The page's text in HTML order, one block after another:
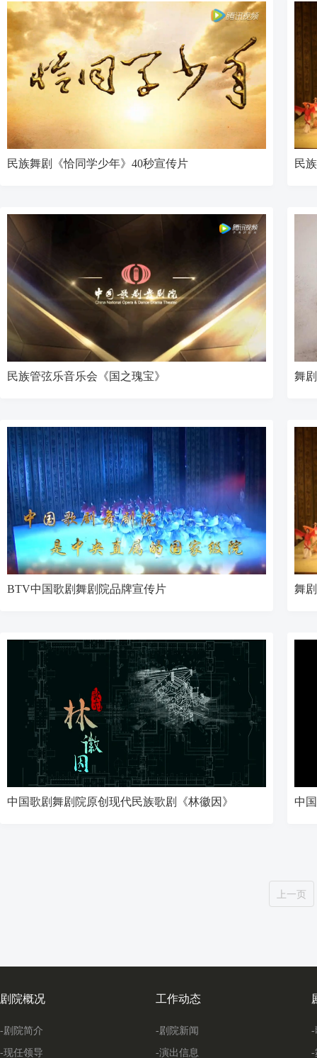
民族舞剧《恰同学少年》40秒宣传片 民
民族管弦乐音乐会《国之瑰宝》 舞
BTV中国歌剧舞剧院品牌宣传片 舞
中国歌剧舞剧院原创现代民族歌剧《林徽因》 中
上一页
剧院概况
-剧院简介
-现任领导
工作动态
-剧院新闻
-演出信息
-
-